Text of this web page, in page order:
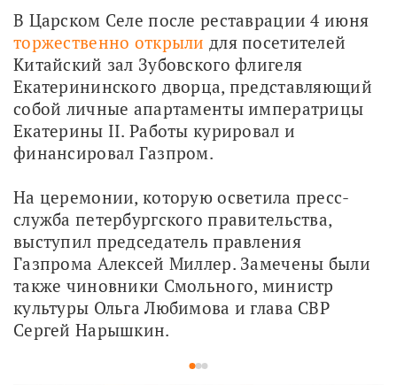
торжественно открыли для посетителей
Китайский зал Зубовского флигеля
Екатерининского дворца, представляющий
собой личные апартаменты императрицы
Екатерины II. Работы курировал и
финансировал Газпром.
На церемонии, которую осветила пресс-
служба петербургского правительства,
выступил председатель правления
Газпрома Алексей Миллер. Замечены были
также чиновники Смольного, министр
культуры Ольга Любимова и глава СВР
Сергей Нарышкин.
123